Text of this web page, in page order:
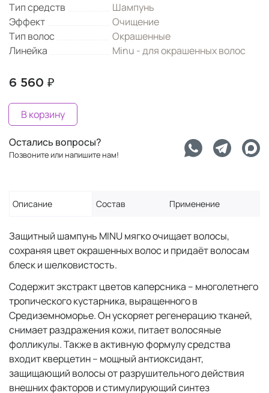
Тип средств
Шампунь
Эффект
Очищение
Тип волос
Окрашенные
Линейка
Minu - для окрашенных волос
6 560 ₽
В корзину
Остались вопросы?
Позвоните или напишите нам!
Описание Состав Применение
Защитный шампунь MINU мягко очищает волосы,
сохраняя цвет окрашенных волос и придаёт волосам
блеск и шелковистость.
Содержит экстракт цветов каперсника – многолетнего
тропического кустарника, выращенного в
Средиземноморье. Он ускоряет регенерацию тканей,
снимает раздражения кожи, питает волосяные
фолликулы. Также в активную формулу средства
входит кверцетин – мощный антиоксидант,
защищающий волосы от разрушительного действия
внешних факторов и стимулирующий синтез